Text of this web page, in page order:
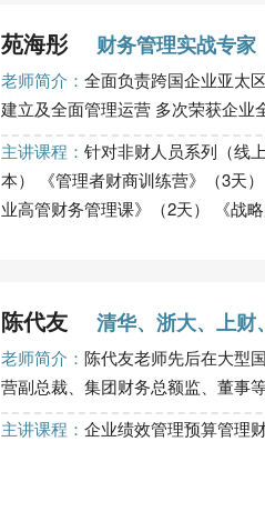
苑海彤 财务管理实战专家
老师简介： 全面负责跨国企业亚太
建立及全面管理运营 多次荣获企业
主讲课程： 针对非财人员系列（线
本） 《管理者财商训练营》（3天
业高管财务管理课》（2天） 《战
陈代友 清华、浙大、上财
老师简介： 陈代友老师先后在大型
营副总裁、集团财务总额监、董事
主讲课程： 企业绩效管理预算管理